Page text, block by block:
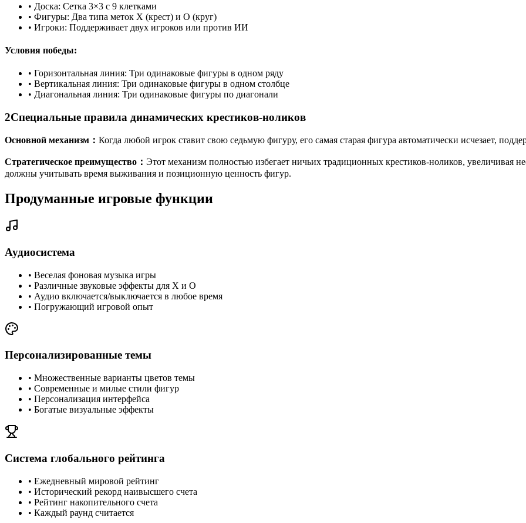
• Доска: Сетка 3×3 с 9 клетками
• Фигуры: Два типа меток X (крест) и O (круг)
• Игроки: Поддерживает двух игроков или против ИИ
Условия победы:
• Горизонтальная линия: Три одинаковые фигуры в одном ряду
• Вертикальная линия: Три одинаковые фигуры в одном столбце
• Диагональная линия: Три одинаковые фигуры по диагонали
2Специальные правила динамических крестиков-ноликов
Основной механизм ： Когда любой игрок ставит свою седьмую фигуру, его самая старая фигура автоматически исчезает,
Стратегическое преимущество ： Этот механизм полностью избегает ничьих традиционных крестиков-ноликов, увеличивая
должны учитывать время выживания и позиционную ценность фигур.
Продуманные игровые функции
Аудиосистема
• Веселая фоновая музыка игры
• Различные звуковые эффекты для X и O
• Аудио включается/выключается в любое время
• Погружающий игровой опыт
Персонализированные темы
• Множественные варианты цветов темы
• Современные и милые стили фигур
• Персонализация интерфейса
• Богатые визуальные эффекты
Система глобального рейтинга
• Ежедневный мировой рейтинг
• Исторический рекорд наивысшего счета
• Рейтинг накопительного счета
• Каждый раунд считается